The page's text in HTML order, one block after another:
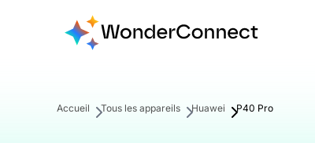
Accueil Tous les appareils Huawei P40 Pro